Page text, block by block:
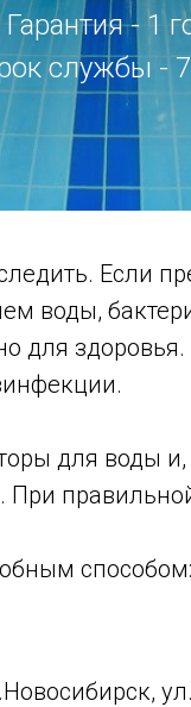
Гарантия - 1
службы -
Если
воды,
для воды
способом: